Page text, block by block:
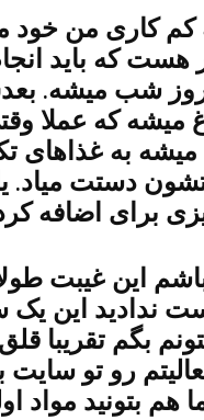
کم کاری من خود
که باید
شب میشه.
که عملا
به غذاهای
دستت میاد.
برای اضافه
این غیبت
ندادید این یک
بگم تقریبا
رو تو
بتونید مواد